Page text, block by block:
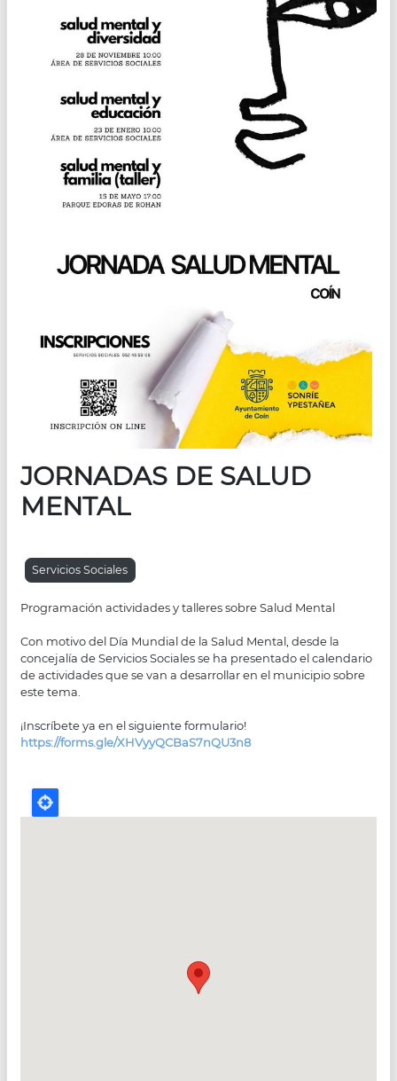
JORNADAS DE SALUD
MENTAL
Servicios Sociales
Programación actividades y talleres sobre Salud Mental
Con motivo del Día Mundial de la Salud Mental, desde la
concejalía de Servicios Sociales se ha presentado el calendario
de actividades que se van a desarrollar en el municipio sobre
este tema.
¡Inscríbete ya en el siguiente formulario!
https://forms.gle/XHVyyQCBaS7nQU3n8